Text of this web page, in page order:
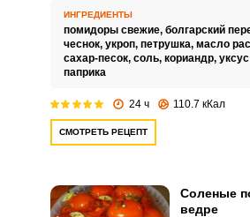
можно
праздничный
горячему
ИНГРЕДИЕНТЫ
помидоры свежие, болгарский
чеснок, укроп, петрушка, масло
сахар-песок, соль, кориандр,
паприка
24 ч 110.7 кКал
СМОТРЕТЬ РЕЦЕПТ
Соленые
ведре